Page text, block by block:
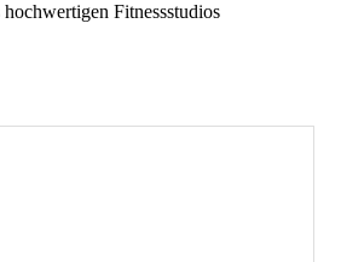
Fitnessstudios